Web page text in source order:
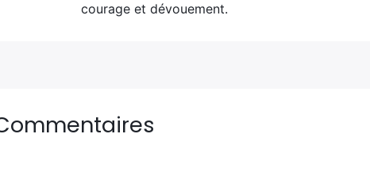
courage et dévouement.